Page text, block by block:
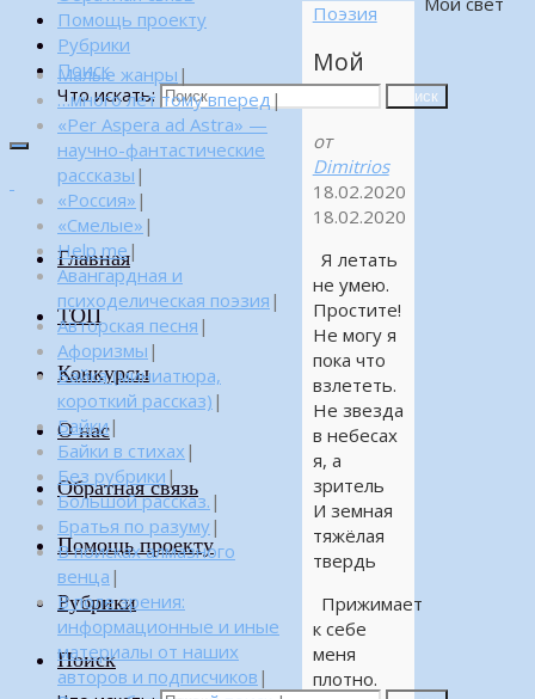
Помощь проекту
Рубрики
Поиск
Что искать:
Поиск
Главная
ТОП
Конкурсы
О нас
Обратная связь
Помощь проекту
Рубрики
Поиск
Поэзия
Мой
свет
от
Dimitrios
18.02.2020
18.02.2020
Я летать
не умею.
Простите!
Не могу я
пока что
взлететь.
Не звезда
в небесах
я, а
зритель
И земная
тяжёлая
твердь
Прижимает
к себе
меня
плотно.
Малые жанры |
…много лет тому вперед |
«Per Aspera ad Astra» —
научно-фантастические
рассказы |
«Россия» |
«Смелые» |
Help me|
Авангардная и
психоделическая поэзия |
Авторская песня |
Афоризмы |
Байка (миниатюра,
короткий рассказ) |
Байки|
Байки в стихах |
Без рубрики |
Большой рассказ. |
Братья по разуму|
В поисках алмазного
венца |
В поле зрения:
информационные и иные
материалы от наших
авторов и подписчиков |